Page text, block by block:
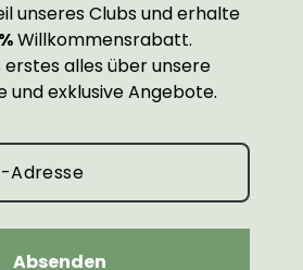
unseres Clubs und erhalte
Willkommensrabatt.
erstes alles über unsere
und exklusive Angebote.
Absenden